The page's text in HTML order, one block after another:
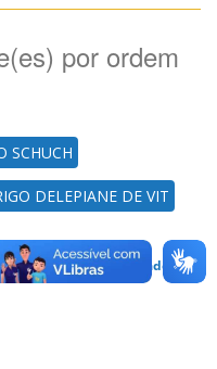
por ordem
SCHUCH
DELEPIANE DE VIT
os direitos reservados.